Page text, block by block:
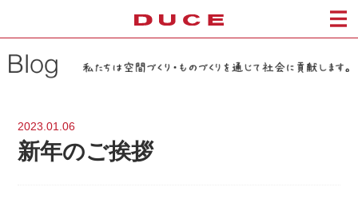
2023.01.06
新年のご挨拶